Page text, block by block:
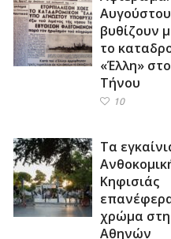
βυθίζουν
το
«Έλλη»
Τήνου
10
Τα
Κηφισιάς
χρώμα
Αθηνών